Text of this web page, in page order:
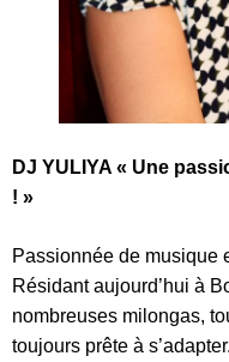
DJ YULIYA « Une
! »
Passionnée de musique
Résidant aujourd’hui à
nombreuses milongas,
toujours prête à s’adapter.